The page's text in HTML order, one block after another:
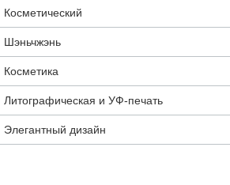
Косметический
Шэньчжэнь
Косметика
Литографическая и УФ-печать
Элегантный дизайн